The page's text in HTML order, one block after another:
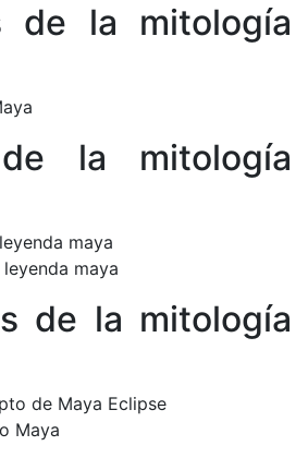
de la mitología
la mitología
maya
maya
de la mitología
de Maya Eclipse
Maya